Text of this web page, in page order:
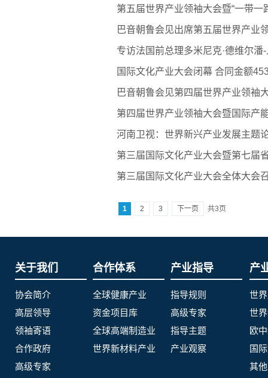
第五届世界产业领袖大会暨“一带一
巴音朝鲁会见出席第五届世界产业
专访法国前总理多米尼克·德维尔潘
国际文化产业大会闭幕 合同金额
巴音朝鲁会见第四届世界产业领袖
第四届世界产业领袖大会暨国际产
河南卫视：世界新兴产业发展主题
第三届国际文化产业大会暨第七届
第三届国际文化产业大会全体大会
1 2 3 下一页 共3页
关于我们
协会简介
高层领导
领袖寄语
合作政府
高级专家
合作体系
全球健康产业
资金项目库
全球高端制造业
世界新材料产业
产业指导
指导规则
高级专家
指导主题
产业观察
产
世
世
欧
国
其